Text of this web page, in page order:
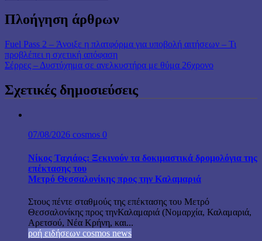
Πλοήγηση άρθρων
Fuel Pass 2 – Άνοιξε η πλατφόρμα για υποβολή αιτήσεων – Τι
προβλέπει η σχετική απόφαση
Σέρρες – Δυστύχημα σε ανελκυστήρα με θύμα 26χρονο
Σχετικές δημοσιεύσεις
07/08/2026 cosmos 0
Νίκος Ταχιάος: Ξεκινούν τα δοκιμαστικά δρομολόγια της
επέκτασης του
Μετρό Θεσσαλονίκης προς την Καλαμαριά
Στους πέντε σταθμούς της επέκτασης του Μετρό
Θεσσαλονίκης προς τηνΚαλαμαριά (Νομαρχία, Καλαμαριά,
Αρετσού, Νέα Κρήνη, και...
ροή ειδήσεων cosmos news